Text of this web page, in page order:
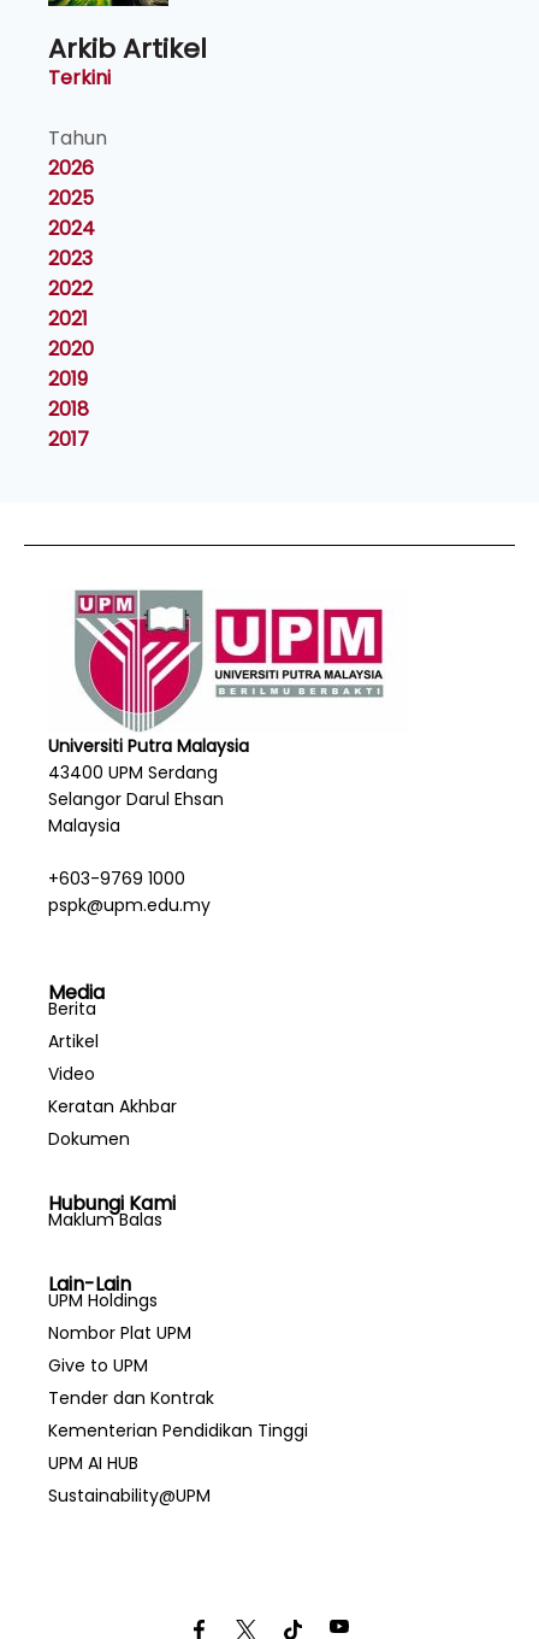
Arkib Artikel
Terkini
Tahun
2026
2025
2024
2023
2022
2021
2020
2019
2018
2017
Universiti Putra Malaysia
43400 UPM Serdang
Selangor Darul Ehsan
Malaysia
+603-9769 1000
pspk@upm.edu.my
Media
Berita
Artikel
Video
Keratan Akhbar
Dokumen
Hubungi Kami
Maklum Balas
Lain-Lain
UPM Holdings
Nombor Plat UPM
Give to UPM
Tender dan Kontrak
Kementerian Pendidikan Tinggi
UPM AI HUB
Sustainability@UPM